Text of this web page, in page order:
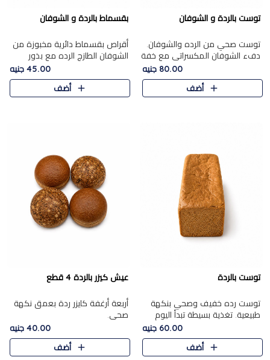
توست بالردة و الشوفان
توست صحي من الرده والشوفان.
دفء الشوفان المكسراتي مع خفة
80.00 جنيه
أضف
بقسماط بالردة و الشوفان
أقراص بقسماط دائرية مخبوزة من
الشوفان الطازج الرده مع بذور
مختارة. قرمشة الحبوب والبذور،
بداية صحية لكل صباح.
45.00 جنيه
أضف
توست بالردة
توست رده خفيف وصحي بنكهة
طبيعية. تغذية بسيطة تبدأ اليوم
60.00 جنيه
أضف
عيش كيزر بالردة 4 قطع
أربعة أرغفة كايزر ردة بعمق نكهة
صحي.
40.00 جنيه
أضف